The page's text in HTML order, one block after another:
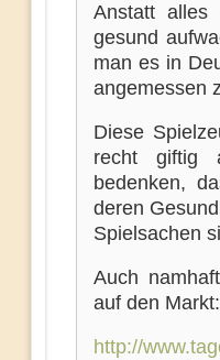
Anstatt alles
gesund
man es in
angemessen
Diese
recht giftig
bedenken,
deren
Spielsachen
Auch
auf den Markt:
http://